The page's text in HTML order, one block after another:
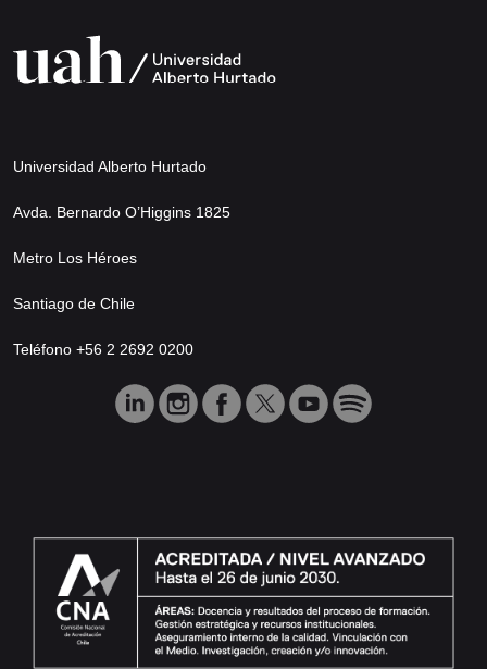
Universidad Alberto Hurtado
Avda. Bernardo O’Higgins 1825
Metro Los Héroes
Santiago de Chile
Teléfono +56 2 2692 0200